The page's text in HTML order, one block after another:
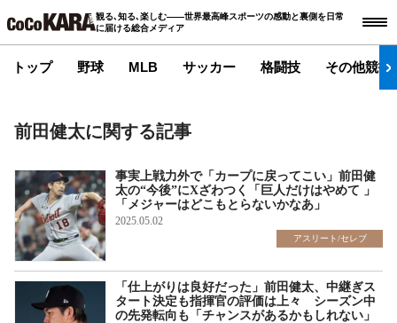
観る､知る､楽しむ――世界最高峰スポーツの感動と裏側を日常
に届ける総合メディア
トップ 野球 MLB サッカー 格闘技 その他競技
前田健太に関する記事
事実上戦力外で「カープに戻ってこい」前田健
太の“今後”にXざわつく「巨人だけはやめて 」
「メジャーはどこもとらないかなあ」
2025.05.02
アスリート/セレブ
「仕上がりは良好だった」前田健太、中継ぎス
タート決定も指揮官の評価は上々 シーズン中
の先発転向も「チャンスがあるかもしれない」